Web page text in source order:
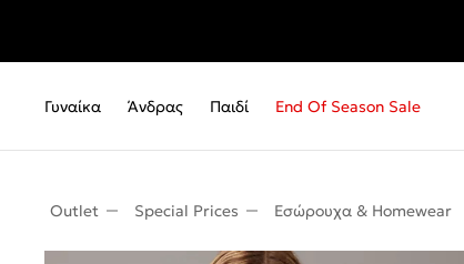
Γυναίκα Άνδρας Παιδί End Of Season Sale
Outlet Special Prices Εσώρουχα & Homewear